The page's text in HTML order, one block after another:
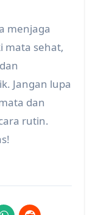
menjaga
mata sehat,
Jangan lupa
dan
rutin.